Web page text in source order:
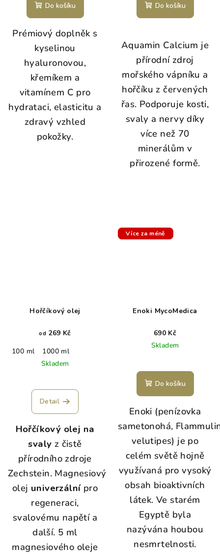
Do košíku
Prémiový doplněk s
kyselinou
hyaluronovou,
křemíkem a
vitamínem C pro
hydrataci, elasticitu a
zdravý vzhled
pokožky.
Do košíku
Aquamin Calcium je
přírodní zdroj
mořského vápníku a
hořčíku z červených
řas. Podporuje kosti,
svaly a nervy díky
více než 70
minerálům v
přirozené formě.
a
t
l
u
m
Hořčíkový olej
od 269 Kč
100 ml
1000 ml
Skladem
Detail
Hořčíkový olej na
svaly z čistě
přírodního zdroje
Zechstein. Magnesiový
olej univerzální pro
regeneraci,
svalovému napětí a
další. 5 ml
magnesiového oleje
Více za méně
Enoki MycoMedica
690 Kč
Skladem
Do košíku
Enoki (penízovka
sametonohá,
velutipes) je po
celém světě hojně
využívaná pro vysoký
obsah bioaktivních
látek. Ve starém
Egyptě byla
nazývána houbou
nesmrtelnosti.